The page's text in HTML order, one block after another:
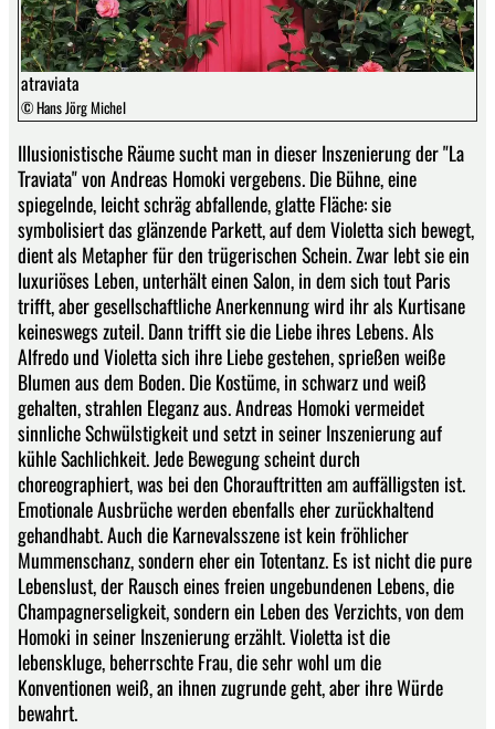
atraviata
© Hans Jörg Michel
Illusionistische Räume sucht man in dieser Inszenierung der "La
Traviata" von Andreas Homoki vergebens. Die Bühne, eine
spiegelnde, leicht schräg abfallende, glatte Fläche: sie
symbolisiert das glänzende Parkett, auf dem Violetta sich bewegt,
dient als Metapher für den trügerischen Schein. Zwar lebt sie ein
luxuriöses Leben, unterhält einen Salon, in dem sich tout Paris
trifft, aber gesellschaftliche Anerkennung wird ihr als Kurtisane
keineswegs zuteil. Dann trifft sie die Liebe ihres Lebens. Als
Alfredo und Violetta sich ihre Liebe gestehen, sprießen weiße
Blumen aus dem Boden. Die Kostüme, in schwarz und weiß
gehalten, strahlen Eleganz aus. Andreas Homoki vermeidet
sinnliche Schwülstigkeit und setzt in seiner Inszenierung auf
kühle Sachlichkeit. Jede Bewegung scheint durch
choreographiert, was bei den Chorauftritten am auffälligsten ist.
Emotionale Ausbrüche werden ebenfalls eher zurückhaltend
gehandhabt. Auch die Karnevalsszene ist kein fröhlicher
Mummenschanz, sondern eher ein Totentanz. Es ist nicht die pure
Lebenslust, der Rausch eines freien ungebundenen Lebens, die
Champagnerseligkeit, sondern ein Leben des Verzichts, von dem
Homoki in seiner Inszenierung erzählt. Violetta ist die
lebenskluge, beherrschte Frau, die sehr wohl um die
Konventionen weiß, an ihnen zugrunde geht, aber ihre Würde
bewahrt.